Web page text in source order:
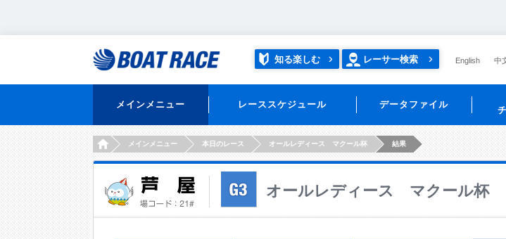
知る楽しむ レーサー検索 English 中
メインメニュー レーススケジュール データファイル
HOMEメインメニュー 本日のレース オールレディース マクール杯 結果
オールレディース マクール杯